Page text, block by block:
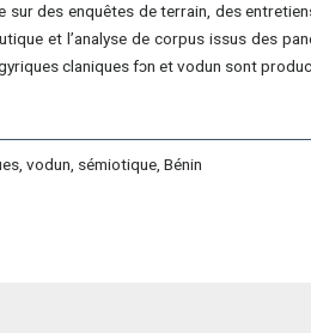
sur des enquêtes de terrain, des
et l’analyse de corpus issus des
claniques fɔn et vodun sont
vodun, sémiotique, Bénin